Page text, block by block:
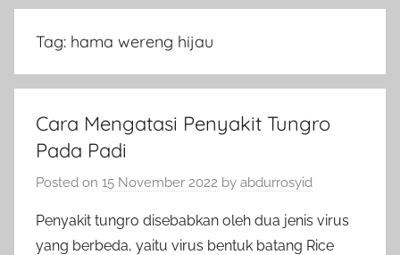
Tag: hama wereng hijau
Cara Mengatasi Penyakit Tungro
Pada Padi
Posted on 15 November 2022 by abdurrosyid
Penyakit tungro disebabkan oleh dua jenis virus
yang berbeda, yaitu virus bentuk batang Rice